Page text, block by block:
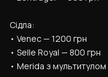
Сідла:
• Venec — 1200 грн
• Selle Royal — 800 грн
• Merida з